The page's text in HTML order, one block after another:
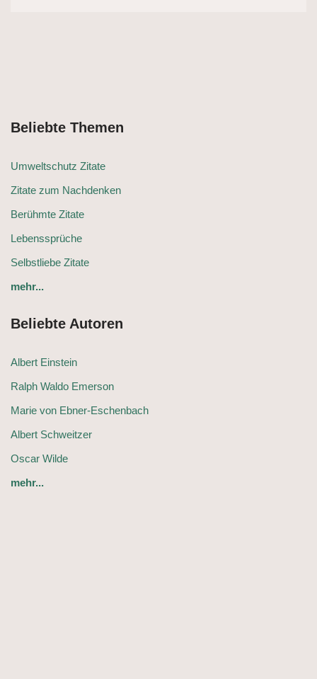
Beliebte Themen
Umweltschutz Zitate
Zitate zum Nachdenken
Berühmte Zitate
Lebenssprüche
Selbstliebe Zitate
mehr...
Beliebte Autoren
Albert Einstein
Ralph Waldo Emerson
Marie von Ebner-Eschenbach
Albert Schweitzer
Oscar Wilde
mehr...